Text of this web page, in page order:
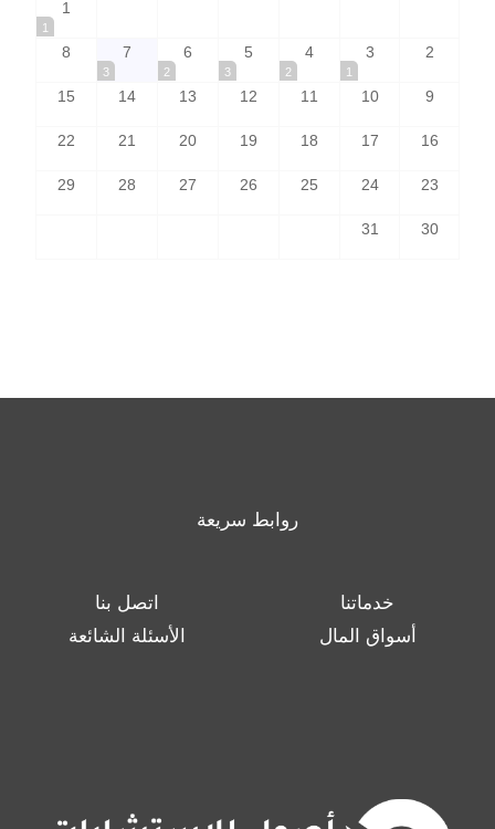
1
1
2
3
1
4
2
5
3
6
2
7
3
8
9
10
11
12
13
14
15
16
17
18
19
20
21
22
23
24
25
26
27
28
29
30
31
روابط سريعة
خدماتنا
اتصل بنا
أسواق المال
الأسئلة الشائعة